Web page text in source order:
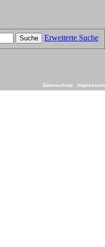
Suche Erweiterte Suche
Datenschutz Impressum